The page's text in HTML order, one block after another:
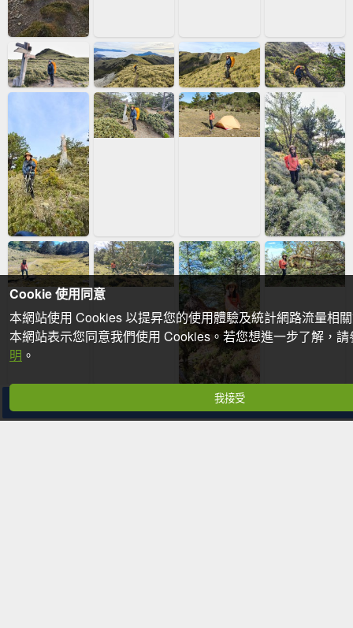
分享
Cookie 使用同意
本網站使用 Cookies 以提昇您的使用體驗及統計網路流量相
本網站表示您同意我們使用 Cookies。若您想進一步了解，
明 。
我接受